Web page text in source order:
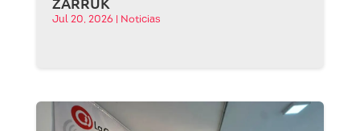
Jul 20, 2026 Noticias